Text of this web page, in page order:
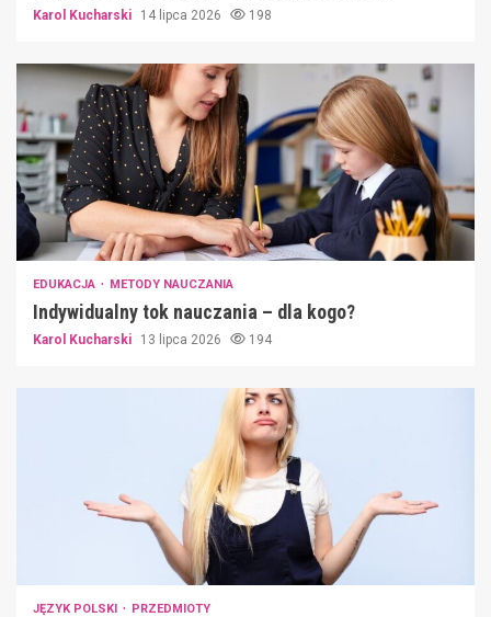
Karol Kucharski 14 lipca 2026 198
EDUKACJA METODY NAUCZANIA
Indywidualny tok nauczania – dla kogo?
Karol Kucharski 13 lipca 2026 194
JĘZYK POLSKI PRZEDMIOTY